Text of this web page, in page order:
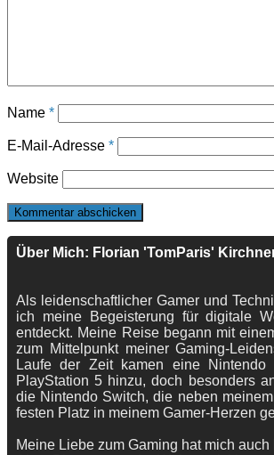
Name *
E-Mail-Adresse *
Website
Über Mich: Florian 'TomParis'
Als leidenschaftlicher Gamer und
ich meine Begeisterung für digitale
entdeckt. Meine Reise begann mit
zum Mittelpunkt meiner Gaming-
Laufe der Zeit kamen eine
PlayStation 5 hinzu, doch besonders
die Nintendo Switch, die neben
festen Platz in meinem Gamer-Herzen
Meine Liebe zum Gaming hat mich